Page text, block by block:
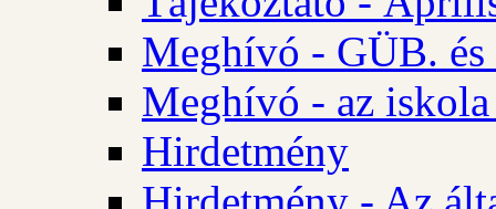
Meghívó - GÜB.
Meghívó - az iskola
Hirdetmény